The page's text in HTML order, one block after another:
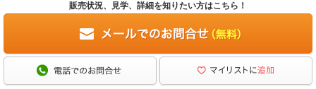
販売状況、見学、詳細を知りたい方はこちら！